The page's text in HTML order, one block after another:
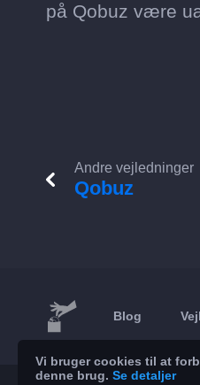
på Qobuz være
Andre vejledninger
Qobuz
Blog
Vi bruger cookies til at
denne brug. Se detaljer